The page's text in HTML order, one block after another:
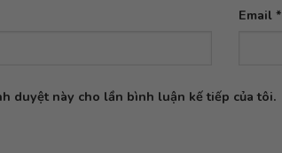
Email *
duyệt này cho lần bình luận kế tiếp của tôi.